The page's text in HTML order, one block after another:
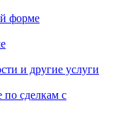
форме
и другие услуги
сделкам с